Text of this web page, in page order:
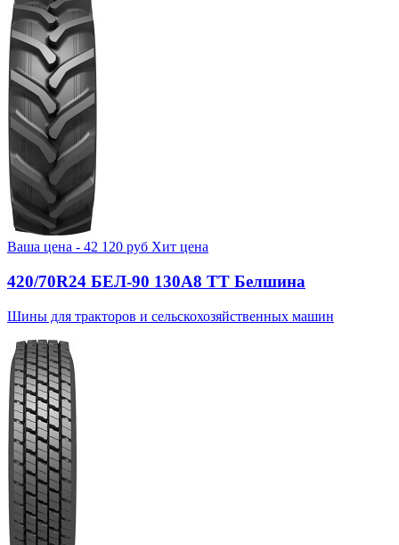
Ваша цена - 42 120 руб Хит цена
420/70R24 БЕЛ-90 130А8 TT Белшина
Шины для тракторов и сельскохозяйственных машин